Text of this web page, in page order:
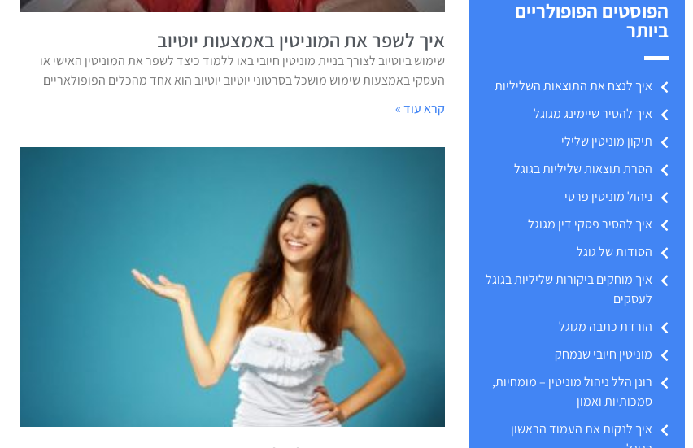
הפוסטים הפופולריים
ביותר
איך לנצח את התוצאות השליליות
איך להסיר שיימינג מגוגל
תיקון מוניטין שלילי
הסרת תוצאות שליליות בגוגל
ניהול מוניטין פרטי
איך להסיר פסקי דין מגוגל
הסודות של גוגל
איך מוחקים ביקורות שליליות בגוגל
לעסקים
הורדת כתבה מגוגל
מוניטין חיובי שנמחק
רונן הלל ניהול מוניטין – מומחיות,
סמכותיות ואמון
איך לנקות את העמוד הראשון
איך לשפר את המוניטין באמצעות יוטיוב
שימוש ביוטיוב לצורך בניית מוניטין חיובי באו ללמוד כיצד לשפר את המוניטין האישי או
העסקי באמצעות שימוש מושכל בסרטוני יוטיוב יוטיוב הוא אחד מהכלים הפופולאריים
קרא עוד »